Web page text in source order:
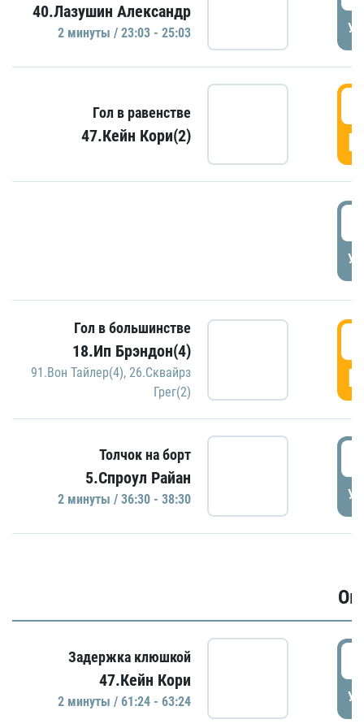
40.Лазушин Александр
2 минуты / 23:03 - 25:03
Гол в равенстве
47.Кейн Кори(2)
Гол в большинстве
18.Ип Брэндон(4)
91.Вон Тайлер(4), 26.Сквайрз
Грег(2)
Толчок на борт
5.Спроул Райан
2 минуты / 36:30 - 38:30
Задержка клюшкой
47.Кейн Кори
2 минуты / 61:24 - 63:24